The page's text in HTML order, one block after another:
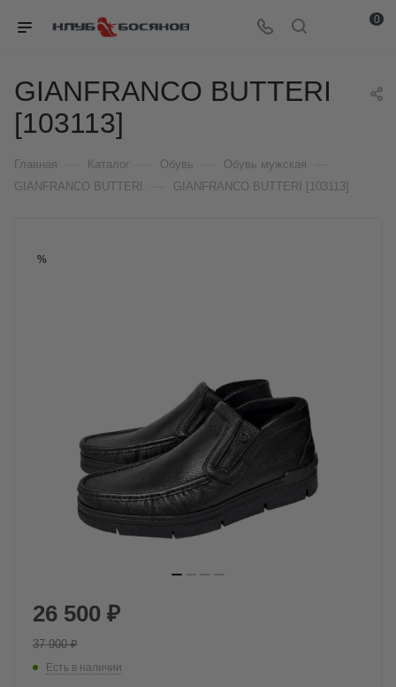
0
GIANFRANCO BUTTERI
[103113]
Главная Каталог Обувь Обувь мужская
GIANFRANCO BUTTERI GIANFRANCO BUTTERI [103113]
%
26 500 ₽
37 900₽
Есть в наличии